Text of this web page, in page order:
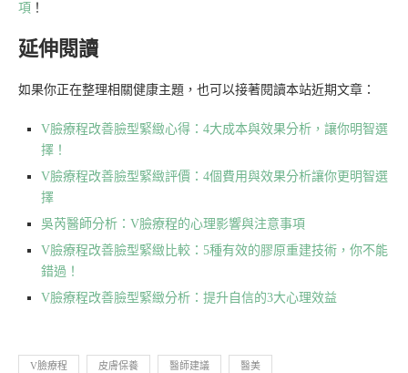
項 ！
延伸閱讀
如果你正在整理相關健康主題，也可以接著閱讀本站近期文章：
V臉療程改善臉型緊緻心得：4大成本與效果分析，讓你明智選
擇！
V臉療程改善臉型緊緻評價：4個費用與效果分析讓你更明智選
擇
吳芮醫師分析：V臉療程的心理影響與注意事項
V臉療程改善臉型緊緻比較：5種有效的膠原重建技術，你不能
錯過！
V臉療程改善臉型緊緻分析：提升自信的3大心理效益
V臉療程 皮膚保養 醫師建議 醫美